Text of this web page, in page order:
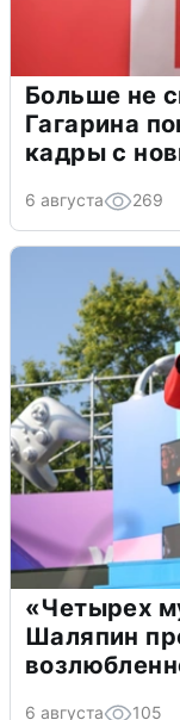
Больше не
Гагарина
кадры с
6 августа 269
«Четырех
Шаляпин
6 августа 105